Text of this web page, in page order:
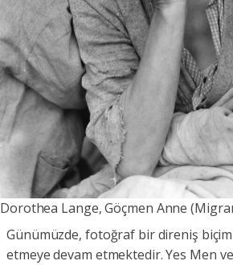
Dorothea Lange, Göçmen Anne
Günümüzde, fotoğraf bir direniş
etmeye devam etmektedir. Yes Men